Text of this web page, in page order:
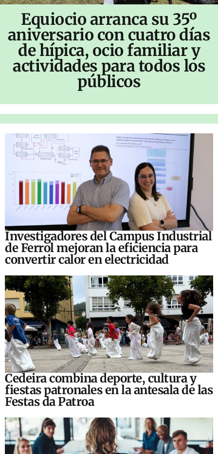
Equiocio arranca su 35º
aniversario con cuatro días
de hípica, ocio familiar y
actividades para todos los
públicos
Investigadores del Campus Industrial
de Ferrol mejoran la eficiencia para
convertir calor en electricidad
Cedeira combina deporte, cultura y
fiestas patronales en la antesala de las
Festas da Patroa